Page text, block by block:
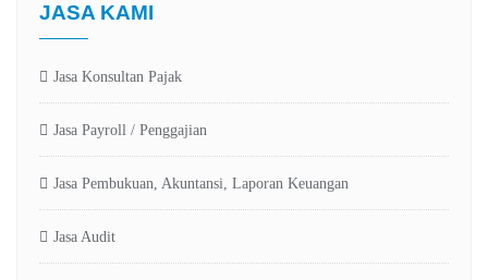
JASA KAMI
Jasa Konsultan Pajak
Jasa Payroll / Penggajian
Jasa Pembukuan, Akuntansi, Laporan Keuangan
Jasa Audit